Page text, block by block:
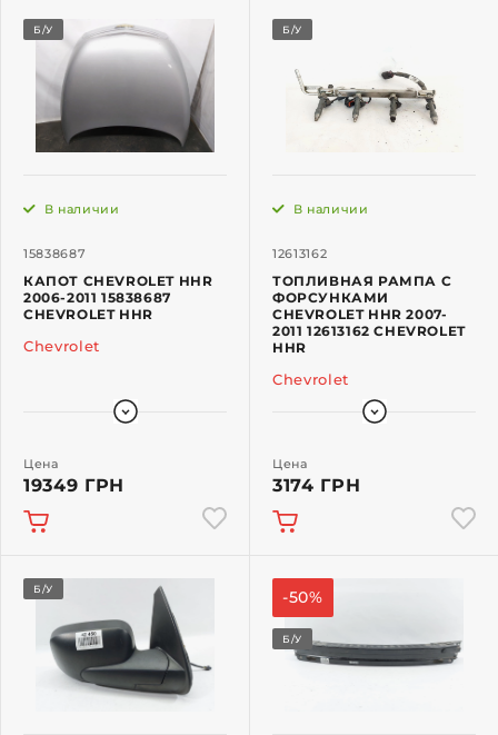
Б/У
15838687
В наличии
КАПОТ CHEVROLET HHR
2006-2011 15838687
CHEVROLET HHR
Chevrolet
Цена
19349 ГРН
Б/У
12613162
В наличии
ТОПЛИВНАЯ РАМПА С
ФОРСУНКАМИ
CHEVROLET HHR 2007-
2011 12613162 CHEVROLET
HHR
Chevrolet
Цена
3174 ГРН
Б/У -50%
Б/У